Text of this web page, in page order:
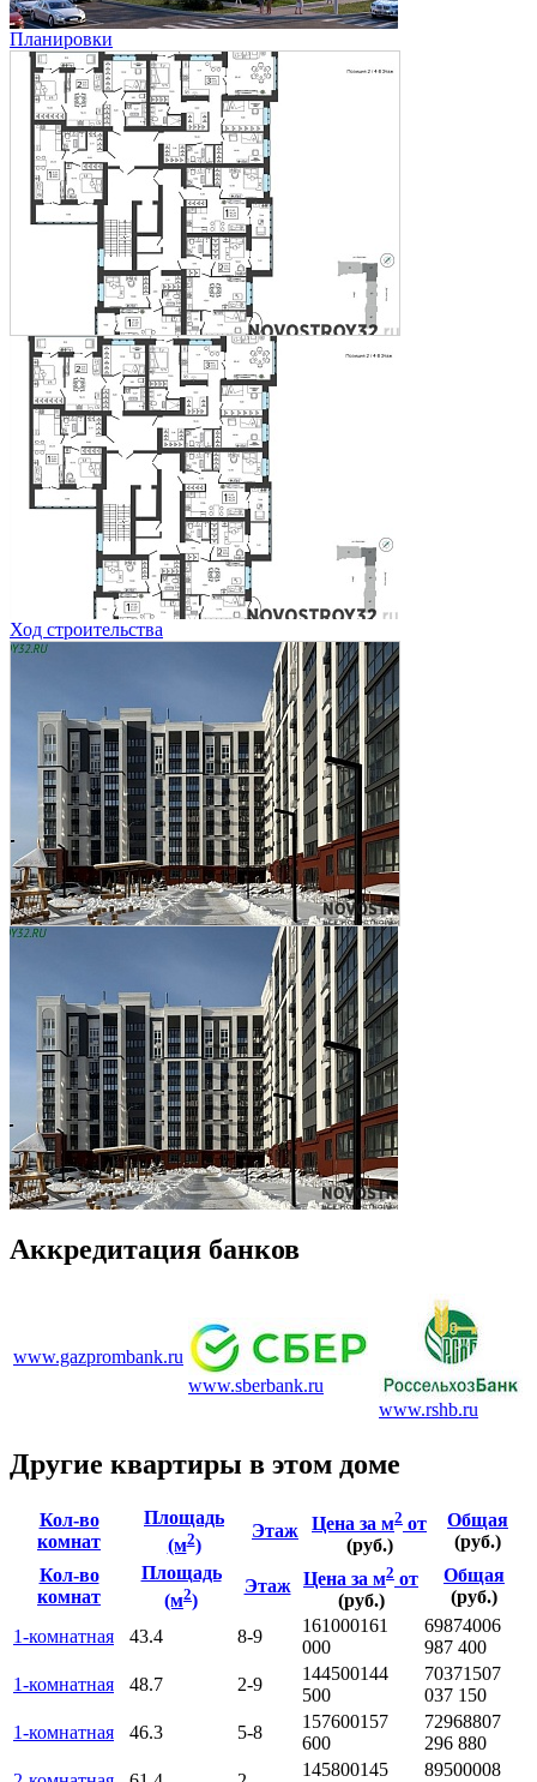
Планировки
Ход строительства
Аккредитация банков
www.gazprombank.ru
www.sberbank.ru
www.rshb.ru
Другие квартиры в этом доме
Кол-во
комнат
Площадь
(м2)
Этаж Цена за м2 от
(руб.)
Общая
(руб.)
Кол-во
комнат
Площадь
(м2)
Этаж Цена за м2 от
(руб.)
Общая
(руб.)
1-комнатная
43.4 8-9
161000161
000
69874006
987 400
1-комнатная
48.7 2-9
144500144
500
70371507
037 150
1-комнатная
46.3 5-8
157600157
600
72968807
296 880
145800145
89500008